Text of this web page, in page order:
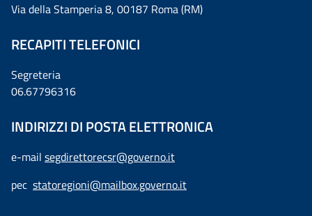
Via della Stamperia 8, 00187 Roma (RM)
RECAPITI TELEFONICI
Segreteria
06.67796316
INDIRIZZI DI POSTA ELETTRONICA
e-mail segdirettorecsr@governo.it
pec statoregioni@mailbox.governo.it